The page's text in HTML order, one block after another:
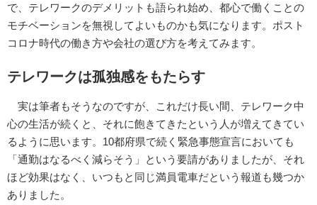
で、テレワークのデメリットも語られ始め、都心で働くことの
モチベーションを無視してよいものかも気になります。ポスト
コロナ時代の働き方や会社の選び方を考えてみます。
テレワークは孤独感をもたらす
実は筆者もそうなのですが、これだけ長い間、テレワーク中
心の生活が続くと、それに飽きてきたという人が増えてきてい
るように思います。10都府県で続く緊急事態宣言においても
「通勤はなるべく減らそう」という要請がありましたが、それ
ほど効果はなく、いつもと同じ満員電車だという報道も幾つか
ありました。